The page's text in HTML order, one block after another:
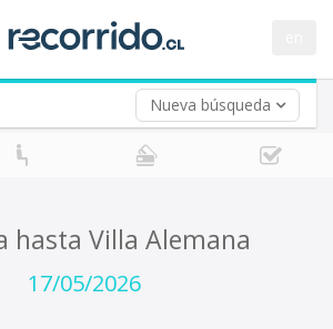
Nueva búsqueda
(opcional)
hasta Villa Alemana
17/05/2026